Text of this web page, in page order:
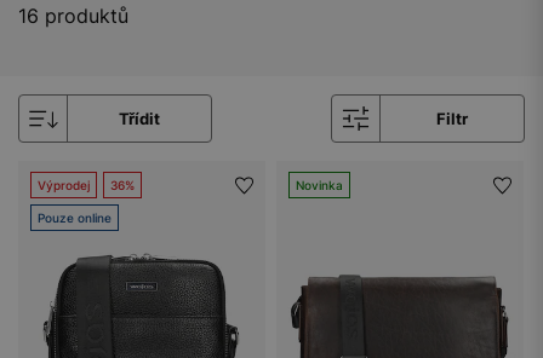
16 produktů
Třídit Filtr
Výprodej 36%
Pouze online
Novinka